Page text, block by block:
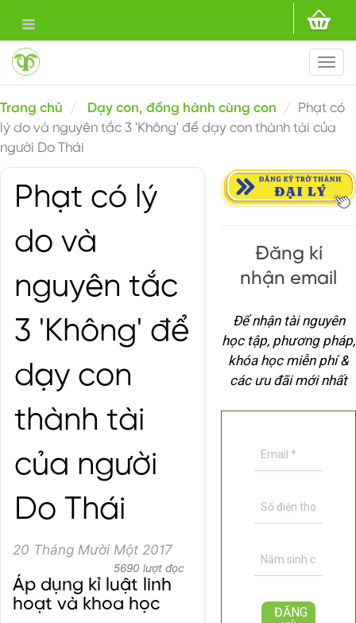
Trang chủ Dạy con, đồng hành cùng con
Phạt có
lý do và nguyên tắc 3 'Không' để dạy con thành tài của
người Do Thái
Phạt có lý
do và
nguyên tắc
3 'Không' để
dạy con
thành tài
của người
Do Thái
20 Tháng Mười Một 2017
5690 lượt đọc
Áp dụng kỉ luật linh
hoạt và khoa học
Đăng kí
nhận email
Để nhận tài nguyên
học tập, phương pháp,
khóa học miễn phí &
các ưu đãi mới nhất